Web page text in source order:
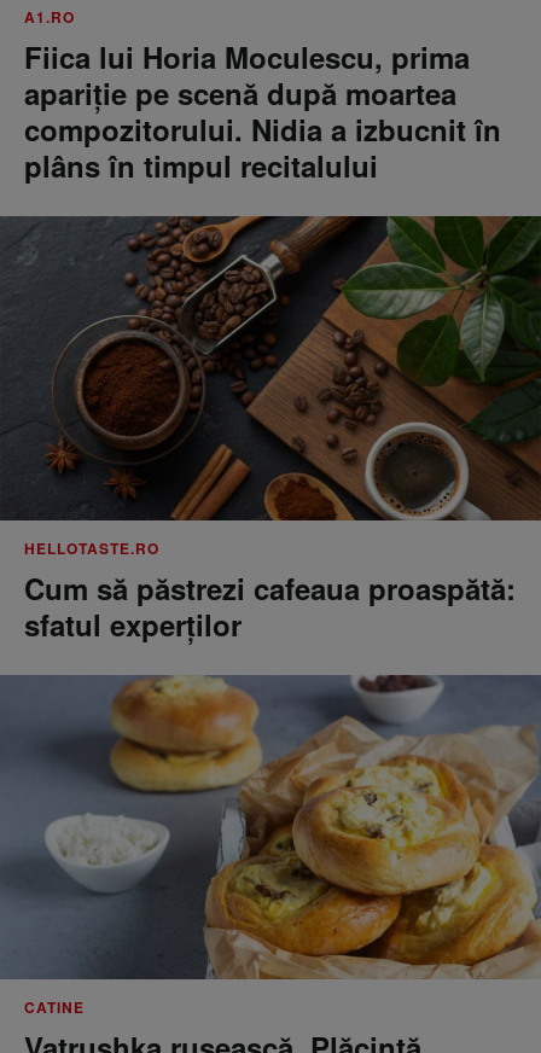
A1.RO
Fiica lui Horia Moculescu, prima
apariție pe scenă după moartea
compozitorului. Nidia a izbucnit în
plâns în timpul recitalului
HELLOTASTE.RO
Cum să păstrezi cafeaua proaspătă:
sfatul experților
CATINE